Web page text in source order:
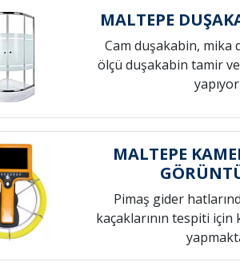
MALTEPE
Cam duşakabin, mika
ölçü duşakabin tamir
MALTEPE
Pimaş gider
kaçaklarının tespiti